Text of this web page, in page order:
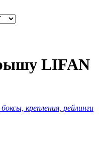
LIFAN
крепления, рейлинги